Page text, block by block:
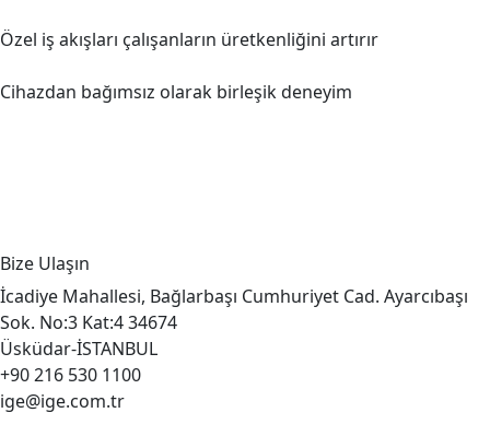
Özel iş akışları çalışanların üretkenliğini artırır
Cihazdan bağımsız olarak birleşik deneyim
Bize Ulaşın
İcadiye Mahallesi, Bağlarbaşı Cumhuriyet Cad. Ayarcıbaşı
Sok. No:3 Kat:4 34674
Üsküdar-İSTANBUL
+90 216 530 1100
ige@ige.com.tr